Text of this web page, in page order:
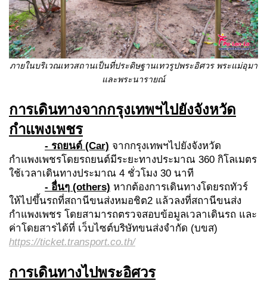
ภายในบริเวณเทวสถานเป็นที่ประดิษฐานเทวรูปพระอิศวร พระแม่อุมา
และพระนารายณ์
การเดินทางจากกรุงเทพฯไปยังจังหวัด
กำแพงเพชร
- รถยนต์ (Car) จากกรุงเทพฯไปยังจังหวัด
กำแพงเพชรโดยรถยนต์มีระยะทางประมาณ 360 กิโลเมตร
ใช้เวลาเดินทางประมาณ 4 ชั่วโมง 30 นาที
- อื่นๆ (others) หากต้องการเดินทางโดยรถทัวร์
ให้ไปขึ้นรถที่สถานีขนส่งหมอชิต2 แล้วลงที่สถานีขนส่ง
กำแพงเพชร โดยสามารถตรวจสอบข้อมูลเวลาเดินรถ และ
ค่าโดยสารได้ที่ เว็บไซต์บริษัทขนส่งจำกัด (บขส)
https://ticket.transport.co.th/
การเดินทางไปพระอิศวร